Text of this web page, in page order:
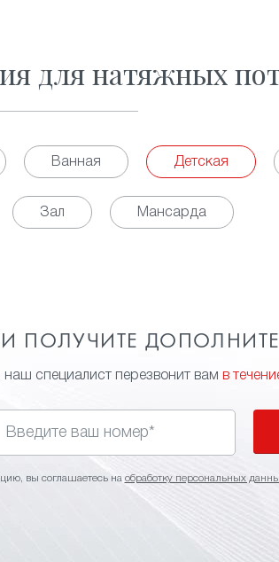
для натяжных
Ванная Детская
Зал Мансарда
И ПОЛУЧИТЕ
специалист перезвонит вам в
вы соглашаетесь на обработку персональных